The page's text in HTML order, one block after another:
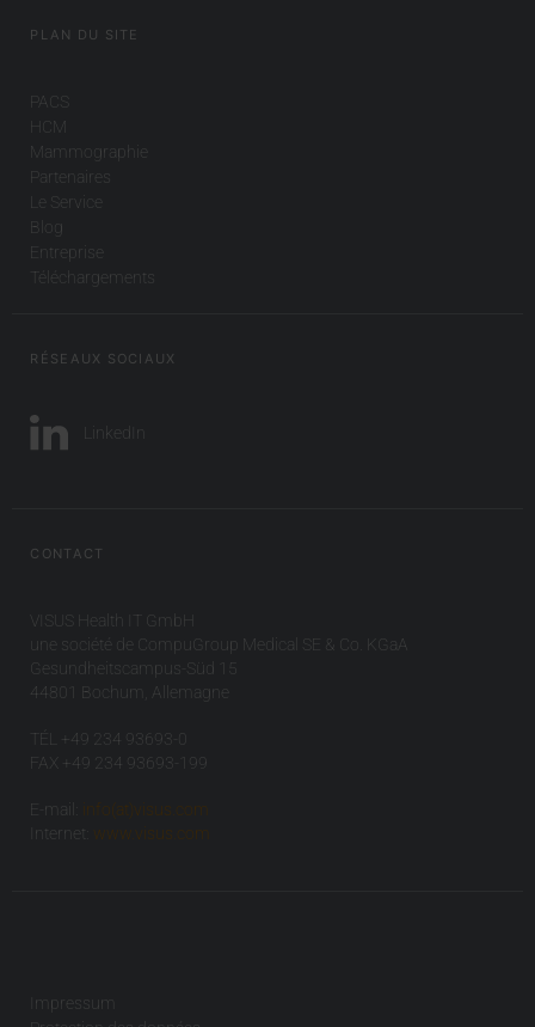
PLAN DU SITE
PACS
HCM
Mammographie
Partenaires
Le Service
Blog
Entreprise
Téléchargements
RÉSEAUX SOCIAUX
LinkedIn
CONTACT
VISUS Health IT GmbH
une société de CompuGroup Medical SE & Co. KGaA
Gesundheitscampus-Süd 15
44801 Bochum, Allemagne
TÉL +49 234 93693-0
FAX +49 234 93693-199
E-mail:
info(at)visus.com
Internet:
www.visus.com
Impressum